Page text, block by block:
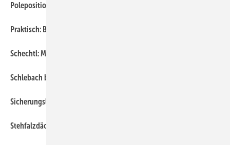
Poleposition für das Enke-T eam
Praktisch: Brandt Edelstahldach
Schechtl: Mit zahlreichen Maschinen in Köln
Schlebach bringt’s
Sicherungslösungen von LUX-top
Stehfalzdächer sicher befestigen mit Reisser